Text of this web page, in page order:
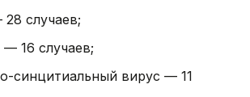
случаев;
16 случаев;
синцитиальный вирус — 11